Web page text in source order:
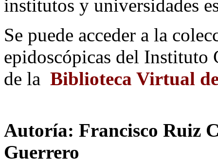
institutos y universidades
Se puede acceder a la
epidoscópicas del Instituto
de la Biblioteca Virtual
Autoría: Francisco Ruiz
Guerrero